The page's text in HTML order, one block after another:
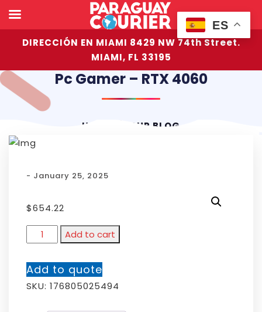
DIRECCIÓN EN MIAMI 8429 NW 74th Street.
MIAMI, FL 33195
Pc Gamer – RTX 4060
HOME OUR BLOG
- January 25, 2025
$654.22
Add to cart
Add to quote
SKU: 176805025494
ES